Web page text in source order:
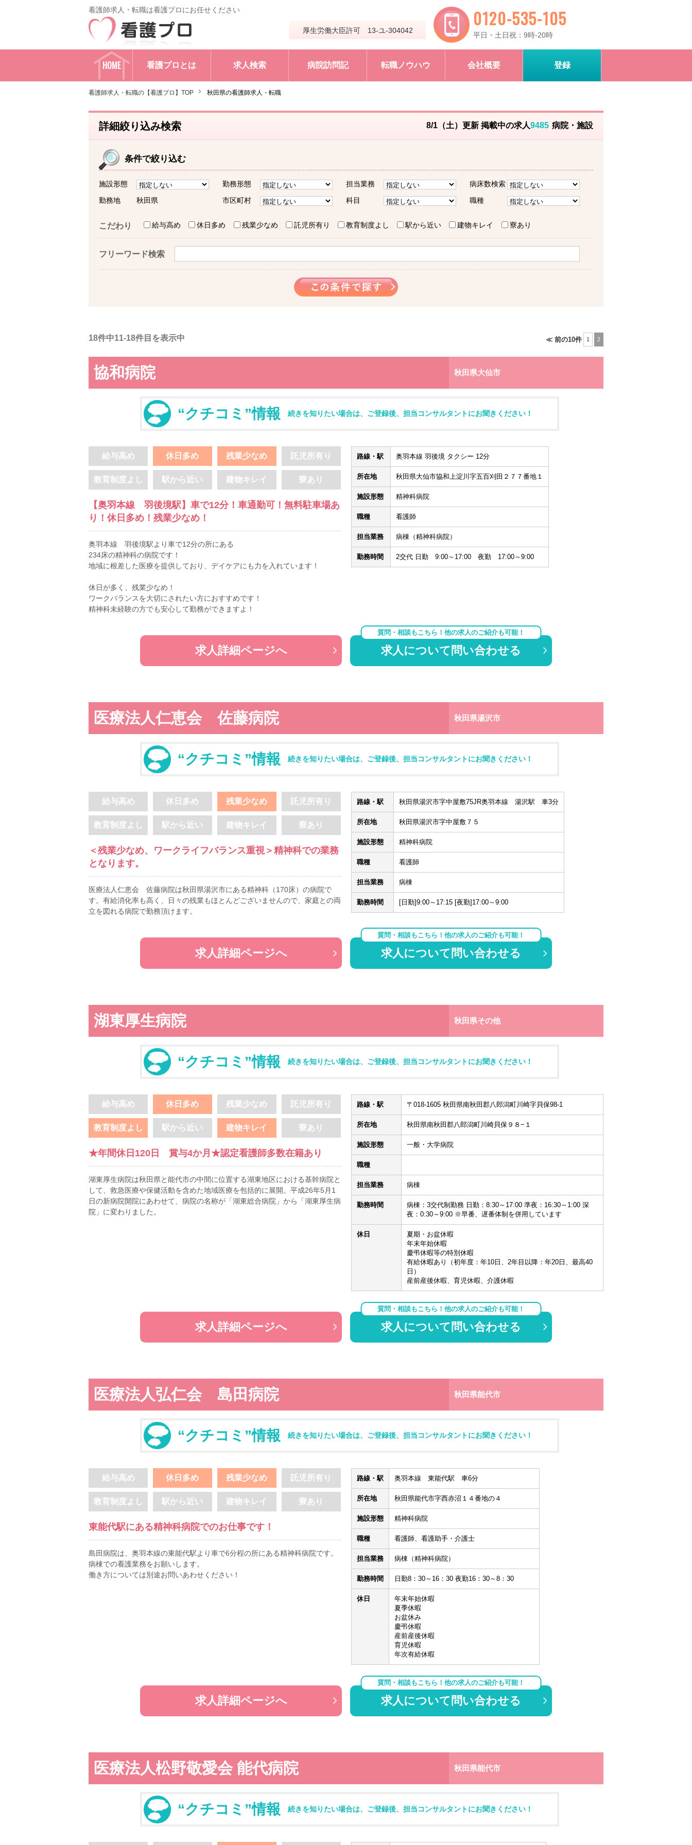
看護師求人・転職は看護プロにお任せください
厚生労働大臣許可 13-ユ-304042
0120-535-105
平日・土日祝：9時-20時
HOME 看護プロとは 求人検索 病院訪問記 転職ノウハウ 会社概要 登録
看護師求人・転職の【看護プロ】TOP 秋田県の看護師求人・転職
詳細絞り込み検索 8/1（土）更新 掲載中の求人9485 病院・施設
条件で絞り込む
施設形態 勤務形態 担当業務
病床数検索
勤務地
秋田県 市区町村 科目 職種
こだわり 給与高め 休日多め 残業少なめ 託児所有り 教育制度よし 駅から近い 建物キレイ 寮あり
フリーワード検索
18件中11-18件目を表示中 ≪ 前の10件 1 2
協和病院 秋田県大仙市
“クチコミ”情報 続きを知りたい場合は、ご登録後、担当コンサルタントにお聞きください！
給与高め 休日多め 残業少なめ 託児所有り
教育制度よし 駅から近い 建物キレイ 寮あり
【奥羽本線 羽後境駅】車で12分！車通勤可！無料駐車場あ
り！休日多め！残業少なめ！
奥羽本線 羽後境駅より車で12分の所にある
234床の精神科の病院です！
地域に根差した医療を提供しており、デイケアにも力を入れています！
休日が多く、残業少なめ！
ワークバランスを大切にされたい方におすすめです！
精神科未経験の方でも安心して勤務ができますよ！
路線・駅 奥羽本線 羽後境 タクシー 12分
所在地 秋田県大仙市協和上淀川字五百刈田２７７番地１
施設形態 精神科病院
職種 看護師
担当業務 病棟（精神科病院）
勤務時間 2交代 日勤 9:00～17:00 夜勤 17:00～9:00
求人詳細ページへ
質問・相談もこちら！他の求人のご紹介も可能！
求人について問い合わせる
医療法人仁恵会 佐藤病院 秋田県湯沢市
“クチコミ”情報 続きを知りたい場合は、ご登録後、担当コンサルタントにお聞きください！
給与高め 休日多め 残業少なめ 託児所有り
教育制度よし 駅から近い 建物キレイ 寮あり
＜残業少なめ、ワークライフバランス重視＞精神科での業務
となります。
医療法人仁恵会 佐藤病院は秋田県湯沢市にある精神科（170床）の病院で
す。有給消化率も高く、日々の残業もほとんどございませんので、家庭との両
立を図れる病院で勤務頂けます。
路線・駅 秋田県湯沢市字中屋敷75JR奥羽本線 湯沢駅 車3分
所在地 秋田県湯沢市字中屋敷７５
施設形態 精神科病院
職種 看護師
担当業務 病棟
勤務時間 [日勤]9:00～17:15 [夜勤]17:00～9:00
求人詳細ページへ
質問・相談もこちら！他の求人のご紹介も可能！
求人について問い合わせる
湖東厚生病院 秋田県その他
“クチコミ”情報 続きを知りたい場合は、ご登録後、担当コンサルタントにお聞きください！
給与高め 休日多め 残業少なめ 託児所有り
教育制度よし 駅から近い 建物キレイ 寮あり
★年間休日120日 賞与4か月★認定看護師多数在籍あり
湖東厚生病院は秋田県と能代市の中間に位置する湖東地区における基幹病院と
して、救急医療や保健活動を含めた地域医療を包括的に展開。平成26年5月1
日の新病院開院にあわせて、病院の名称が「湖東総合病院」から「湖東厚生病
院」に変わりました。
路線・駅 〒018-1605 秋田県南秋田郡八郎潟町川崎字貝保98-1
所在地 秋田県南秋田郡八郎潟町川崎貝保９８−１
施設形態 一般・大学病院
職種
担当業務 病棟
勤務時間
病棟：3交代制勤務 日勤：8:30～17:00 準夜：16:30～1:00 深
夜：0:30～9:00 ※早番、遅番体制を併用しています
休日
夏期・お盆休暇
年末年始休暇
慶弔休暇等の特別休暇
有給休暇あり（初年度：年10日、2年目以降：年20日、最高40
日）
産前産後休暇、育児休暇、介護休暇
求人詳細ページへ
質問・相談もこちら！他の求人のご紹介も可能！
求人について問い合わせる
医療法人弘仁会 島田病院 秋田県能代市
“クチコミ”情報 続きを知りたい場合は、ご登録後、担当コンサルタントにお聞きください！
給与高め 休日多め 残業少なめ 託児所有り
教育制度よし 駅から近い 建物キレイ 寮あり
東能代駅にある精神科病院でのお仕事です！
島田病院は、奥羽本線の東能代駅より車で6分程の所にある精神科病院です。
病棟での看護業務をお願いします。
働き方については別途お問いあわせください！
路線・駅 奥羽本線 東能代駅 車6分
所在地 秋田県能代市字西赤沼１４番地の４
施設形態 精神科病院
職種 看護師、看護助手・介護士
担当業務 病棟（精神科病院）
勤務時間 日勤8：30～16：30 夜勤16：30～8：30
休日
年末年始休暇
夏季休暇
お盆休み
慶弔休暇
産前産後休暇
育児休暇
年次有給休暇
求人詳細ページへ
質問・相談もこちら！他の求人のご紹介も可能！
求人について問い合わせる
医療法人松野敬愛会 能代病院 秋田県能代市
“クチコミ”情報 続きを知りたい場合は、ご登録後、担当コンサルタントにお聞きください！